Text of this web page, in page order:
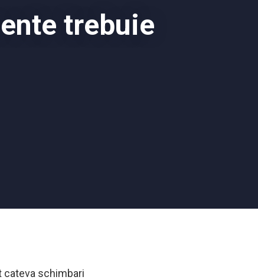
trebuie
cateva schimbari